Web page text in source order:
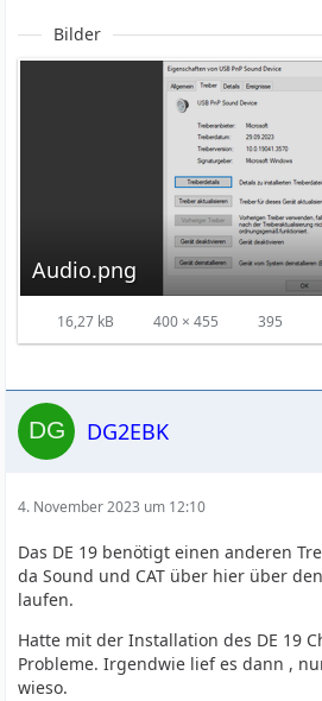
Bilder
Audio.png
16,27 kB 400 × 455 395
DG2EBK
4. November 2023 um 12:10
Das DE 19 benötigt einen anderen
da Sound und CAT über hier über
laufen.
Hatte mit der Installation des DE 19
Probleme. Irgendwie lief es dann ,
wieso.